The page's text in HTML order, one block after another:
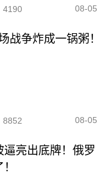
4190 08-05
战争炸成一锅粥！
8852 08-05
逼亮出底牌！俄罗